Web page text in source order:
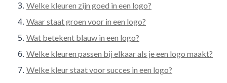
Welke kleuren zijn goed in een logo?
Waar staat groen voor in een logo?
Wat betekent blauw in een logo?
Welke kleuren passen bij elkaar als je een logo maakt?
Welke kleur staat voor succes in een logo?